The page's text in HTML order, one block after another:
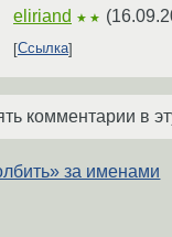
eliriand ★★ (
Ссылка
комментарии в
за именами